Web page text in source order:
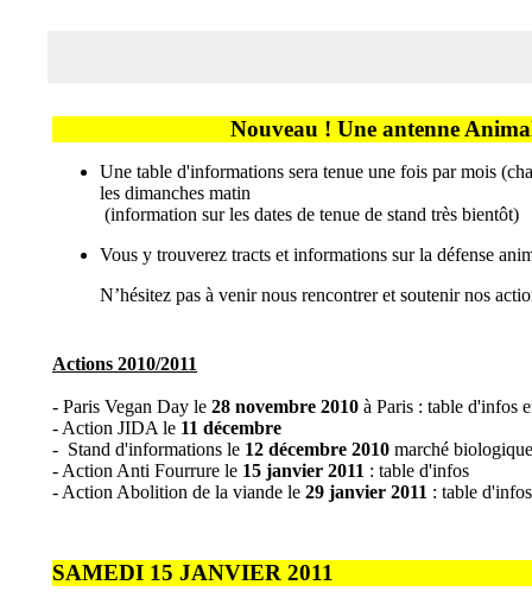
Nouveau ! Une antenne
Une table d'informations sera tenue une fois par mois
les dimanches matin
(information sur les dates de tenue de stand très bientôt)
Vous y trouverez tracts et informations sur la défense
N’hésitez pas à venir nous rencontrer et soutenir nos
Actions 2010/2011
- Paris Vegan Day le 28 novembre 2010 à Paris : table d'infos
- Action JIDA le 11 décembre
- Stand d'informations le 12 décembre 2010 marché
- Action Anti Fourrure le 15 janvier 2011 : table d'infos
- Action Abolition de la viande le 29 janvier 2011 : table d'infos
SAMEDI 15 JANVIER 2011